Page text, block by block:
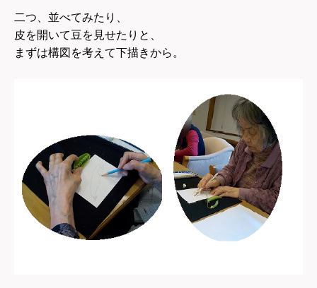
二つ、並べてみたり、
皮を開いて豆を見せたりと、
まずは構図を考えて下描きから。